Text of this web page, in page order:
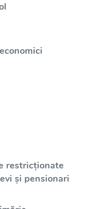
restricționate
și pensionari